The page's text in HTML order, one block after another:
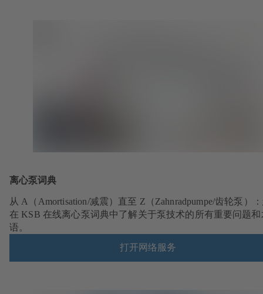
离心泵词典
从 A（Amortisation/减震）直至 Z（Zahnradpumpe/齿轮泵）
在 KSB 在线离心泵词典中了解关于泵技术的所有重要问题和
语。
打开网络服务